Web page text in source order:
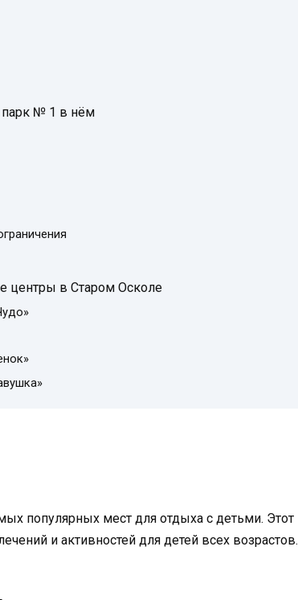
парк № 1 в нём
центры в Старом Осколе
популярных мест для отдыха с детьми. Этот
и активностей для детей всех возрастов.